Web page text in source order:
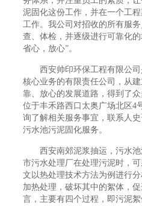
泥固化这份工作，并在一个工
工作。我公司对招收的所有服
查、体检，并逐级进行可靠化
省心，放心”。
西安帅印环保工程有限公
核心业务的有限责任公司，从
靠、放心的发展道路，得到了
位于丰禾路西口太奥广场北区4
询了解相关服务事宜，联系人
污水池污泥固化服务。
西安南郊泥浆抽运，污水
市污水处理厂在处理污泥时，
文以热处理技术方法为例进行
加热处理，破坏其中的絮体，
言，主要有四个过程，即污泥